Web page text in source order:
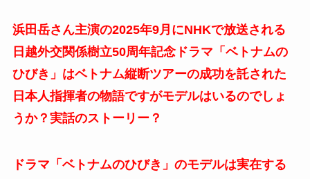
浜田岳さん主演の2025年9月にNHKで放送される
日越外交関係樹立50周年記念ドラマ「ベトナムの
ひびき」はベトナム縦断ツアーの成功を託された
日本人指揮者の物語ですがモデルはいるのでしょ
うか？実話のストーリー？
ドラマ「ベトナムのひびき」のモデルは実在する